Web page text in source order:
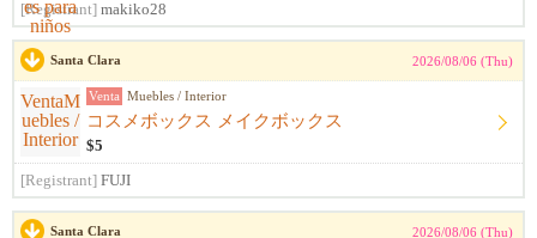
[Registrant] makiko28
Santa Clara 2026/08/06 (Thu)
Venta Muebles / Interior
コスメボックス メイクボックス
$5
[Registrant] FUJI
Santa Clara 2026/08/06 (Thu)